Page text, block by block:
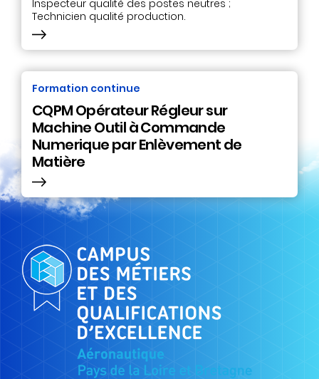
Inspecteur qualité des postes neutres ;
Technicien qualité production.
Formation continue
CQPM Opérateur Régleur sur
Machine Outil à Commande
Numerique par Enlèvement de
Matière